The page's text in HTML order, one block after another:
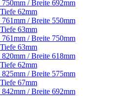
750mm / Breite 692mm
Tiefe 62mm
761mm / Breite 550mm
Tiefe 63mm
761mm / Breite 750mm
Tiefe 63mm
820mm / Breite 618mm
Tiefe 62mm
825mm / Breite 575mm
Tiefe 67mm
842mm / Breite 692mm